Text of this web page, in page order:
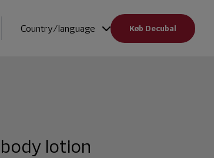
Country/language Køb Decubal
lotion